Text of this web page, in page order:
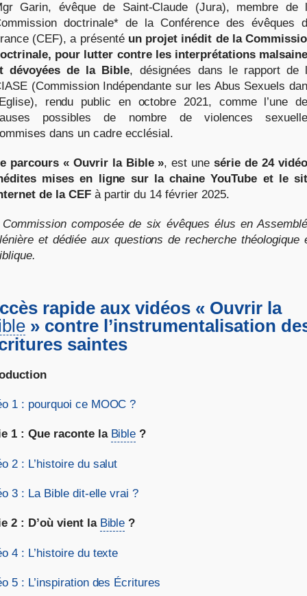
Garin, évêque de Saint-Claude (Jura), membre de
doctrinale* de la Conférence des évêques
(CEF), a présenté un projet inédit de la
pour lutter contre les interprétations
dévoyées de la Bible, désignées dans le rapport de
(Commission Indépendante sur les Abus Sexuels
rendu public en octobre 2021, comme l’une
possibles de nombre de violences
dans un cadre ecclésial.
parcours « Ouvrir la Bible », est unesérie de 24
mises en ligne sur la chaine YouTube et le
de la CEFà partir du 14 février 2025.
composée de six évêques élus en
et dédiée aux questions de recherche théologique
rapide aux vidéos « Ouvrir la
» contre l’instrumentalisation
saintes
1 : pourquoi ce MOOC ?
1 : Que raconte la Bible ?
2 : L’histoire du salut
3 : La Bible dit-elle vrai ?
2 : D’où vient la Bible ?
4 : L’histoire du texte
5 : L’inspiration des Écritures